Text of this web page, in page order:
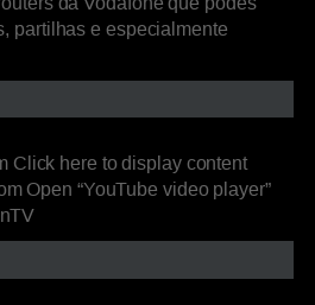
partilhas e especialmente
Click here to display content
Open “YouTube video player”